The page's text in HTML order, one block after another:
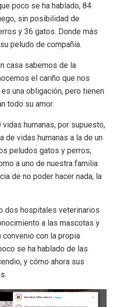
poco se ha hablado, 84
sin posibilidad de
y 36 gatos. Donde más
peludo de compañía.
casa sabemos de la
el cariño que nos
una obligación, pero tienen
todo su amor.
humanas, por supuesto,
de vidas humanas a la de un
peludos gatos y perros,
a uno de nuestra familia
de no poder hacer nada, la
dos hospitales veterinarios
a las mascotas y
con la propia
se ha hablado de las
y cómo ahora sus